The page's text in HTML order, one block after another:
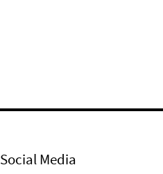
Social Media